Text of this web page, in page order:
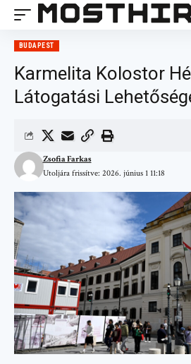
BUDAPEST
Karmelita Kolostor
Látogatási
Utoljára frissítve: 2026. június 1 11:18
Zsofia Farkas